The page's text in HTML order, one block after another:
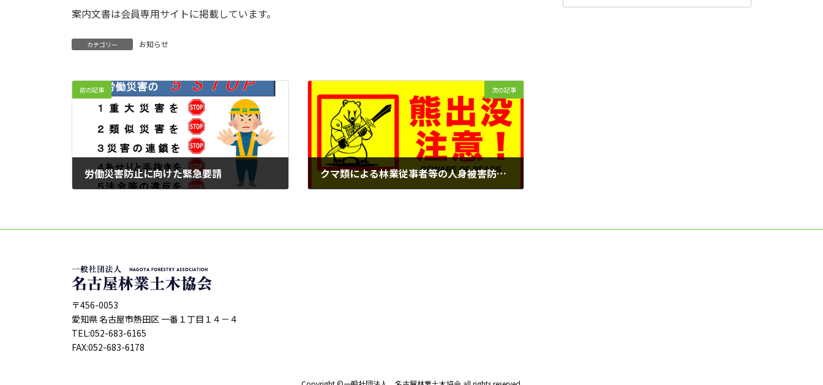
案内文書は会員専用サイトに掲載しています。
カテゴリー お知らせ
前の記事
労働災害防止に向けた緊急要請
次の記事
クマ類による林業従事者等の人身被害防止の徹底について
カ
〒456-0053
愛知県 名古屋市熱田区 一番１丁目１４－４
TEL:052-683-6165
FAX:052-683-6178